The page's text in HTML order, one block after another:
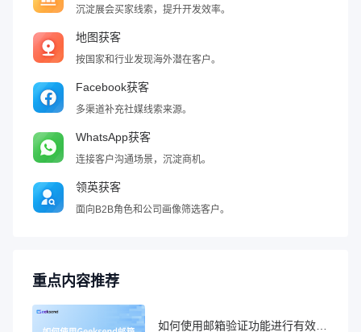
沉淀展会买家线索，提升开发效率。
地图获客
按国家和行业发现海外潜在客户。
Facebook获客
多渠道补充社媒线索来源。
WhatsApp获客
连接客户沟通场景，沉淀商机。
领英获客
面向B2B角色和公司画像筛选客户。
重点内容推荐